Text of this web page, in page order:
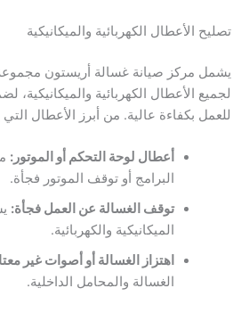
تصليح الأعطال الكهربائية والميكانيكية
يشمل مركز صيانة غسالة أريستون
لجميع الأعطال الكهربائية والميكانيكية،
للعمل بكفاءة عالية. من أبرز الأعطال التي
أعطال لوحة التحكم أو الموتور:
البرامج أو توقف الموتور فجأة.
توقف الغسالة عن العمل فجأة:
الميكانيكية والكهربائية.
اهتزاز الغسالة أو أصوات غير
الغسالة والمحامل الداخلية.